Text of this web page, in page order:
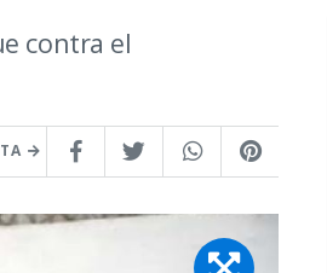
contra el